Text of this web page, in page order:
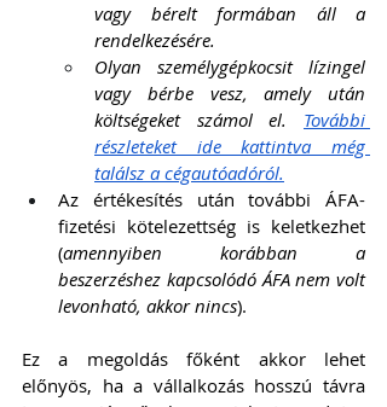
vagy bérelt formában áll a
rendelkezésére.
Olyan személygépkocsit lízingel
vagy bérbe vesz, amely után
költségeket számol el. További
részleteket ide kattintva még
találsz a cégautóadóról.
Az értékesítés után további ÁFA-
fizetési kötelezettség is keletkezhet
(amennyiben korábban a
beszerzéshez kapcsolódó ÁFA nem volt
levonható, akkor nincs).
Ez a megoldás főként akkor lehet
előnyös, ha a vállalkozás hosszú távra